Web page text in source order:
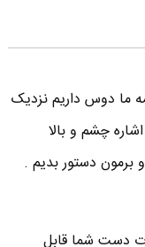
ما دوس داریم نزدیک
چشم و بالا
برمون دستور بدیم .
دست شما قابل